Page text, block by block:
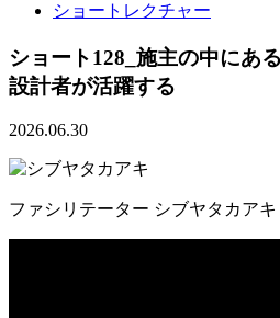
ショートレクチャー
ショート128_施主の中にあ
設計者が活躍する
2026.06.30
ファシリテーター シブヤタカアキ